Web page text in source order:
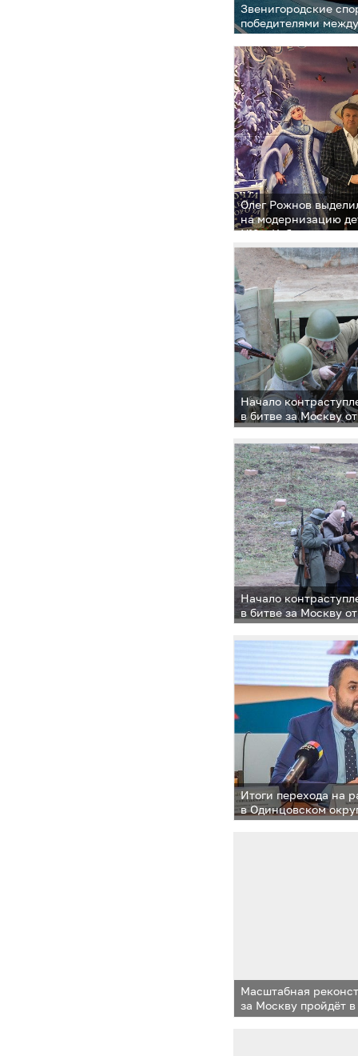
Звенигородские
победителями
спортивной славы»
Олег Рожнов
на модернизацию
№2 в Кубинке
Начало
в битве за Москву
Начало
в битве за Москву
Итоги перехода на
в Одинцовском
эфире ОТВ
Масштабная
за Москву пройдёт